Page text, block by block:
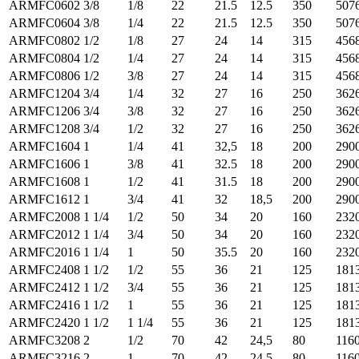
ARMFC0602 3/8 1/8 22 21.5 12.5 350
ARMFC0604 3/8 1/4 22 21.5 12.5 350
ARMFC0802 1/2 1/8 27 24 14 315
ARMFC0804 1/2 1/4 27 24 14 315
ARMFC0806 1/2 3/8 27 24 14 315
ARMFC1204 3/4 1/4 32 27 16 250
ARMFC1206 3/4 3/8 32 27 16 250
ARMFC1208 3/4 1/2 32 27 16 250
ARMFC1604 1 1/4 41 32,5 18 200
ARMFC1606 1 3/8 41 32.5 18 200
ARMFC1608 1 1/2 41 31.5 18 200
ARMFC1612 1 3/4 41 32 18,5 200
ARMFC2008 1 1/4 1/2 50 34 20 160
ARMFC2012 1 1/4 3/4 50 34 20 160
ARMFC2016 1 1/4 1 50 35.5 20 160
ARMFC2408 1 1/2 1/2 55 36 21 125
ARMFC2412 1 1/2 3/4 55 36 21 125
ARMFC2416 1 1/2 1 55 36 21 125
ARMFC2420 1 1/2 1 1/4 55 36 21 125
ARMFC3208 2 1/2 70 42 24,5 80